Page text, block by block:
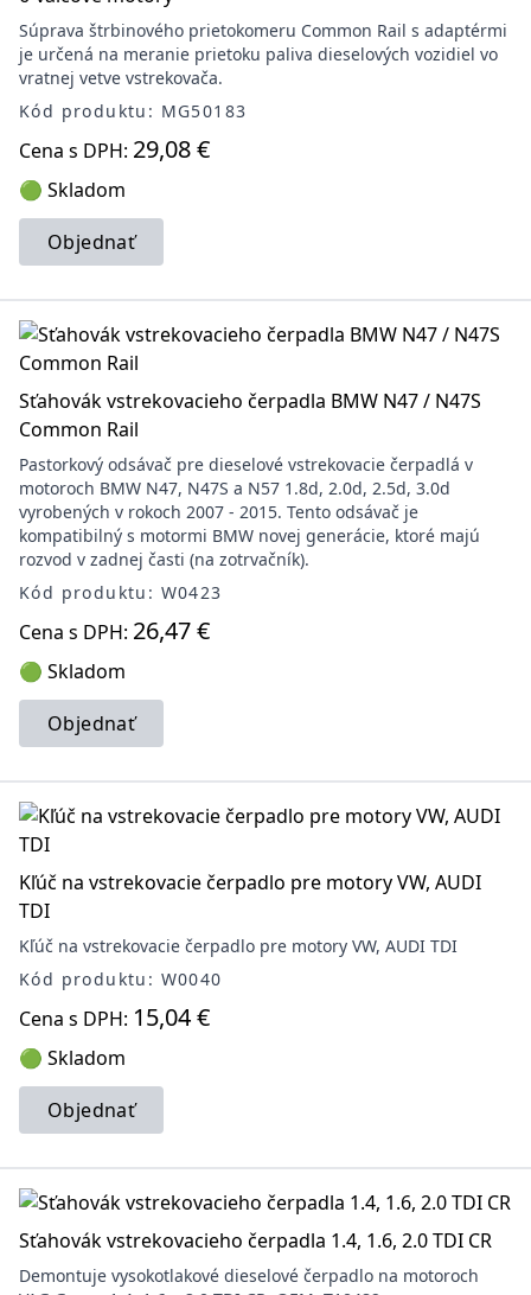
Súprava štrbinového prietokomeru Common Rail s adaptérmi
je určená na meranie prietoku paliva dieselových vozidiel vo
vratnej vetve vstrekovača.
Kód produktu: MG50183
Cena s DPH: 29,08 €
🟢 Skladom
Objednať
Sťahovák vstrekovacieho čerpadla BMW N47 / N47S
Common Rail
Pastorkový odsávač pre dieselové vstrekovacie čerpadlá v
motoroch BMW N47, N47S a N57 1.8d, 2.0d, 2.5d, 3.0d
vyrobených v rokoch 2007 - 2015. Tento odsávač je
kompatibilný s motormi BMW novej generácie, ktoré majú
rozvod v zadnej časti (na zotrvačník).
Kód produktu: W0423
Cena s DPH: 26,47 €
🟢 Skladom
Objednať
Kľúč na vstrekovacie čerpadlo pre motory VW, AUDI
TDI
Kľúč na vstrekovacie čerpadlo pre motory VW, AUDI TDI
Kód produktu: W0040
Cena s DPH: 15,04 €
🟢 Skladom
Objednať
Sťahovák vstrekovacieho čerpadla 1.4, 1.6, 2.0 TDI CR
Demontuje vysokotlakové dieselové čerpadlo na motoroch